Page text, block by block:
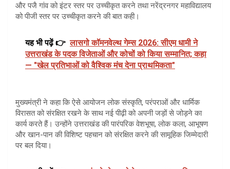
और पजै गांव को इंटर स्तर पर उच्चीकृत करने तथा नरेंद्रनगर महाविद्यालय
को पीजी स्तर पर उच्चीकृत करने की बात कही।
यह भी पढ़ें 👉 लासगो कॉमनवेल्थ गेम्स 2026: सीएम धामी ने
उत्तराखंड के पदक विजेताओं और कोचों को किया सम्मानित; कहा
— "खेल प्रतिभाओं को वैश्विक मंच देना प्राथमिकता"
मुख्यमंत्री ने कहा कि ऐसे आयोजन लोक संस्कृति, परंपराओं और धार्मिक
विरासत को संरक्षित रखने के साथ नई पीढ़ी को अपनी जड़ों से जोड़ने का
कार्य करते हैं। उन्होंने उत्तराखंड की पारंपरिक वेशभूषा, लोक कला, आभूषण
और खान-पान की विशिष्ट पहचान को संरक्षित करने की सामूहिक जिम्मेदारी
पर बल दिया।